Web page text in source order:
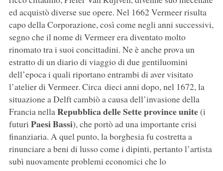
ed acquistò diverse sue opere. Nel 1662 Vermeer risulta
capo della Corporazione, così come negli anni successivi,
segno che il nome di Vermeer era diventato molto
rinomato tra i suoi concittadini. Ne è anche prova un
estratto di un diario di viaggio di due gentiluomini
dell’epoca i quali riportano entrambi di aver visitato
l’atelier di Vermeer. Circa dieci anni dopo, nel 1672, la
situazione a Delft cambiò a causa dell’invasione della
Francia nellaRepubblica delle Sette province unite(i
futuri Paesi Bassi), che portò ad una importante crisi
finanziaria. A quel punto, la borghesia fu costretta a
rinunciare a beni di lusso come i dipinti, pertanto l’artista
subì nuovamente problemi economici che lo